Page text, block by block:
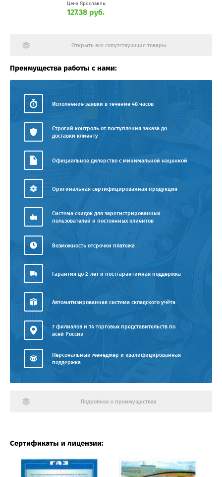
Цена Ярославль:
127.38 руб.
Открыть все сопутствующие товары
Преимущества работы с нами:
Исполнение заявки в течение 48 часов
Строгий контроль от поступления заказа до
доставки клиенту
Официальное дилерство с минимальной наценкой
Оригинальная сертифицированная продукция
Система скидок для зарегистрированных
пользователей и постоянных клиентов
Возможность отсрочки платежа
Гарантия до 2-лет и постгарантийная поддержка
Автоматизированная система складского учёта
7 филиалов и 14 торговых представительств по
всей России
Персональный менеджер и квалифицированная
поддержка
Подробнее о преимуществах
Сертификаты и лицензии: